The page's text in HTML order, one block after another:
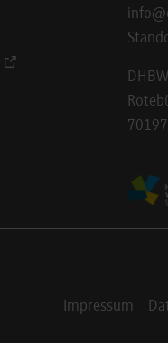
Impressum